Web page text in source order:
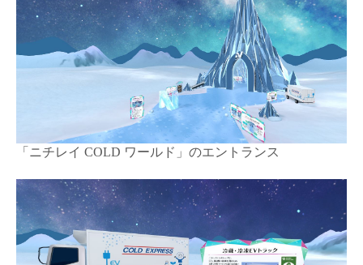
「ニチレイ COLD ワールド」のエントランス